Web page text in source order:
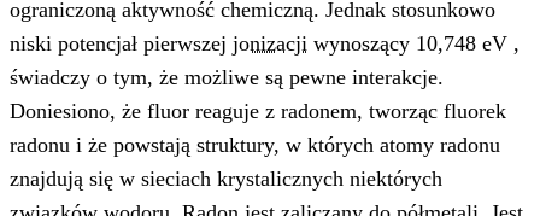
ograniczoną aktywność chemiczną. Jednak stosunkowo
niski potencjał pierwszej jonizacji wynoszący 10,748 eV ,
świadczy o tym, że możliwe są pewne interakcje.
Doniesiono, że fluor reaguje z radonem, tworząc fluorek
radonu i że powstają struktury, w których atomy radonu
znajdują się w sieciach krystalicznych niektórych